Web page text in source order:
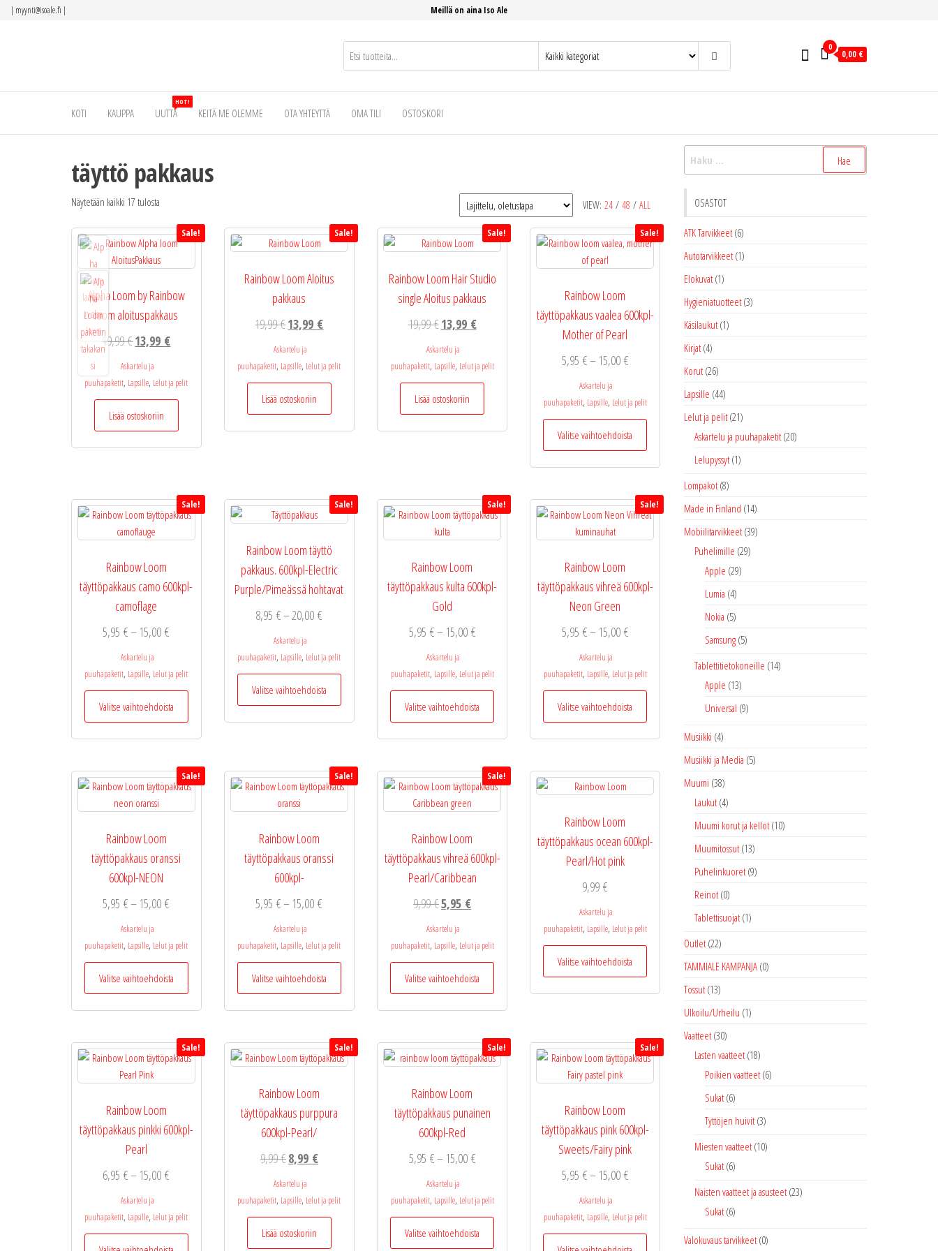
Siirry
| myynti@isoale.fi | Meillä on aina Iso Ale
0
0,00 €
KOTI KAUPPA UUTTA
HOT!
KEITÄ ME OLEMME OTA YHTEYTTÄ OMA TILI OSTOSKORI
täyttö pakkaus
VIEW: 24 / 48 / ALL
Näytetään kaikki 17 tulosta
Sale!
Alpha Loom by Rainbow
loom aloituspakkaus
19,99€Alkuperäinen
hinta
oli:
19,99 €.
13,99 €Nykyinen
on:
13,99 €.
Askartelu ja
puuhapaketit, Lapsille, Lelut ja pelit
Lisää ostoskoriin
Sale!
Rainbow Loom Aloitus
pakkaus
19,99€Alkuperäinen
hinta
oli:
19,99 €.
13,99 €Nykyinen
on:
13,99 €.
Askartelu ja
puuhapaketit, Lapsille, Lelut ja pelit
Lisää ostoskoriin
Sale!
Rainbow Loom Hair Studio
single Aloitus pakkaus
19,99€Alkuperäinen
hinta
oli:
19,99 €.
13,99 €Nykyinen
on:
13,99 €.
Askartelu ja
puuhapaketit, Lapsille, Lelut ja pelit
Lisää ostoskoriin
Sale!
Rainbow Loom
täyttöpakkaus vaalea 600kpl-
Mother of Pearl
5,95 €– 15,00 €Hintaluokka:
-
15,00 €
Askartelu ja
puuhapaketit, Lapsille, Lelut ja pelit
Valitse vaihtoehdoista
Tällä
muunnelma.
Voit
valinnat
Sale!
Rainbow Loom
täyttöpakkaus camo 600kpl-
camoflage
5,95€– 15,00€
-
15,00 €
Askartelu ja
puuhapaketit, Lapsille, Lelut ja pelit
Valitse vaihtoehdoista
Tällä
Voit
tehdä
valinnat
Sale!
Rainbow Loom täyttö
pakkaus. 600kpl-Electric
Purple/Pimeässä hohtavat
8,95€–20,00€
-
20,00 €
Askartelu ja
puuhapaketit, Lapsille, Lelut ja pelit
Valitse vaihtoehdoista
Tällä
tehdä
valinnat
tuotteen
Sale!
Rainbow Loom
täyttöpakkaus kulta 600kpl-
Gold
5,95 €– 15,00 €Hintaluokka:
-
15,00 €
Askartelu ja
puuhapaketit, Lapsille, Lelut ja pelit
Valitse vaihtoehdoista
Tällä
Voit
tehdä
valinnat
Sale!
Rainbow Loom
täyttöpakkaus vihreä 600kpl-
Neon Green
5,95 €– 15,00 €Hintaluokka:
-
15,00 €
Askartelu ja
puuhapaketit, Lapsille, Lelut ja pelit
Valitse vaihtoehdoista
Tällä
muunnelma.
Voit
tehdä
sivulla.
Sale!
Rainbow Loom
täyttöpakkaus oranssi
600kpl-NEON
5,95€– 15,00€
-
15,00 €
Askartelu ja
puuhapaketit, Lapsille, Lelut ja pelit
Valitse vaihtoehdoista
Tällä
Voit
tehdä
valinnat
Sale!
Rainbow Loom
täyttöpakkaus oranssi
600kpl-
5,95€– 15,00€
-
15,00 €
Askartelu ja
puuhapaketit, Lapsille, Lelut ja pelit
Valitse vaihtoehdoista
Tällä
Voit
tehdä
Sale!
Rainbow Loom
täyttöpakkaus vihreä 600kpl-
Pearl/Caribbean
9,99€Alkuperäinen
hinta
oli:
9,99 €.
5,95 €Nykyinen
on:
5,95 €.
Askartelu ja
puuhapaketit, Lapsille, Lelut ja pelit
Valitse vaihtoehdoista
Tällä
Voit
tehdä
Rainbow Loom
täyttöpakkaus ocean 600kpl-
Pearl/Hot pink
9,99€
Askartelu ja
puuhapaketit, Lapsille, Lelut ja pelit
Valitse vaihtoehdoista
Tällä
muunnelma.
tehdä
valinnat
tuotteen
Sale!
Rainbow Loom
täyttöpakkaus pinkki 600kpl-
Pearl
6,95€– 15,00€
-
15,00 €
Askartelu ja
puuhapaketit, Lapsille, Lelut ja pelit
Tällä
Sale!
Rainbow Loom
täyttöpakkaus purppura
600kpl-Pearl/
9,99€Alkuperäinen
hinta
oli:
9,99 €.
8,99 €Nykyinen
on:
8,99 €.
Askartelu ja
puuhapaketit, Lapsille, Lelut ja pelit
Lisää ostoskoriin
Sale!
Rainbow Loom
täyttöpakkaus punainen
600kpl-Red
5,95 €– 15,00 €Hintaluokka:
-
15,00 €
Askartelu ja
puuhapaketit, Lapsille, Lelut ja pelit
Valitse vaihtoehdoista
Tällä
Sale!
Rainbow Loom
täyttöpakkaus pink 600kpl-
Sweets/Fairy pink
5,95 €– 15,00 €Hintaluokka:
-
15,00 €
Askartelu ja
puuhapaketit, Lapsille, Lelut ja pelit
Tällä
Haku:
OSASTOT
ATK Tarvikkeet (6)
Autotarvikkeet (1)
Elokuvat (1)
Hygieniatuotteet (3)
Käsilaukut (1)
Kirjat (4)
Korut (26)
Lapsille (44)
Lelut ja pelit (21)
Askartelu ja puuhapaketit (20)
Lelupyssyt (1)
Lompakot (8)
Made in Finland (14)
Mobiilitarvikkeet (39)
Puhelimille (29)
Apple (29)
Lumia (4)
Nokia (5)
Samsung (5)
Tablettitietokoneille (14)
Apple (13)
Universal (9)
Musiikki (4)
Musiikki ja Media (5)
Muumi (38)
Laukut (4)
Muumi korut ja kellot (10)
Muumitossut (13)
Puhelinkuoret (9)
Reinot (0)
Tablettisuojat (1)
Outlet (22)
TAMMIALE KAMPANJA (0)
Tossut (13)
Ulkoilu/Urheilu (1)
Vaatteet (30)
Lasten vaatteet (18)
Poikien vaatteet (6)
Sukat (6)
Tyttöjen huivit (3)
Miesten vaatteet (10)
Sukat (6)
Naisten vaatteet ja asusteet (23)
Sukat (6)
Valokuvaus tarvikkeet (0)